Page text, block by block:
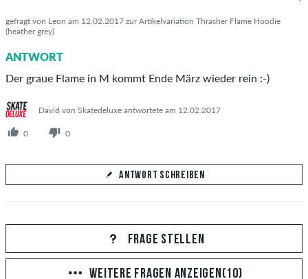
gefragt von Leon am 12.02.2017 zur Artikelvariation Thrasher Flame Hoodie
(heather grey)
ANTWORT
Der graue Flame in M kommt Ende März wieder rein :-)
David von Skatedeluxe antwortete am 12.02.2017
0 0
ANTWORT SCHREIBEN
Beantworte hier die Frage von Leon
FRAGE STELLEN
WEITERE FRAGEN ANZEIGEN(10)